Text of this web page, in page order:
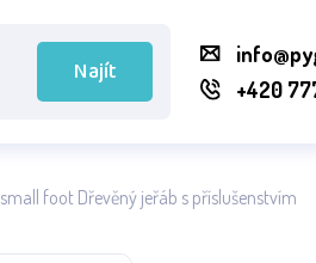
Najít
+420
small foot Dřevěný jeřáb s příslušenstvím